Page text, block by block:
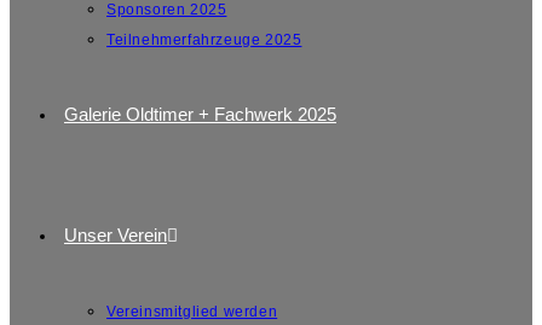
Sponsoren 2025
Teilnehmerfahrzeuge 2025
Galerie Oldtimer + Fachwerk 2025
Unser Verein
Vereinsmitglied werden